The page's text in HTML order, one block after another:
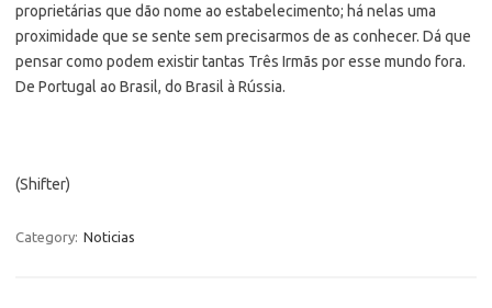
proprietárias que dão nome ao estabelecimento; há nelas uma
proximidade que se sente sem precisarmos de as conhecer. Dá que
pensar como podem existir tantas Três Irmãs por esse mundo fora.
De Portugal ao Brasil, do Brasil à Rússia.
(Shifter)
Category: Noticias